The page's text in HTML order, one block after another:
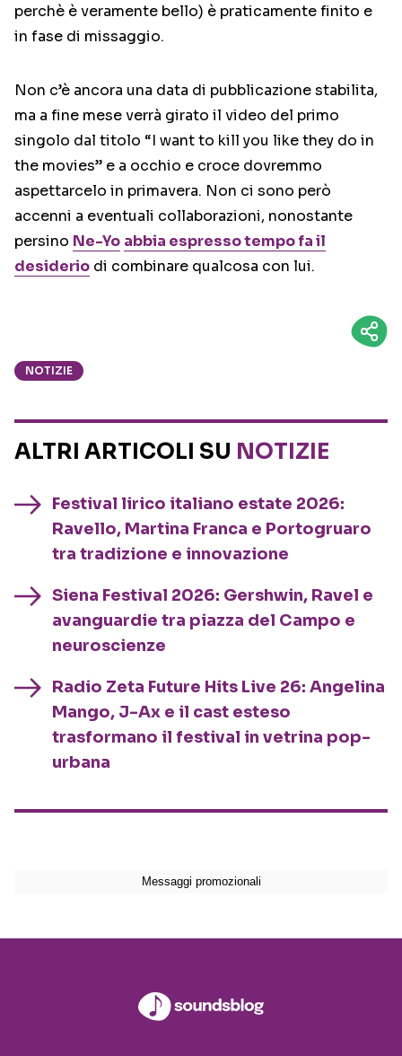
perchè è veramente bello) è praticamente finito e
in fase di missaggio.
Non c’è ancora una data di pubblicazione stabilita,
ma a fine mese verrà girato il video del primo
singolo dal titolo “I want to kill you like they do in
the movies” e a occhio e croce dovremmo
aspettarcelo in primavera. Non ci sono però
accenni a eventuali collaborazioni, nonostante
persino Ne-Yo abbia espresso tempo fa il
desiderio di combinare qualcosa con lui.
NOTIZIE
ALTRI ARTICOLI SU NOTIZIE
Festival lirico italiano estate 2026:
Ravello, Martina Franca e Portogruaro
tra tradizione e innovazione
Siena Festival 2026: Gershwin, Ravel e
avanguardie tra piazza del Campo e
neuroscienze
Radio Zeta Future Hits Live 26: Angelina
Mango, J-Ax e il cast esteso
trasformano il festival in vetrina pop-
urbana